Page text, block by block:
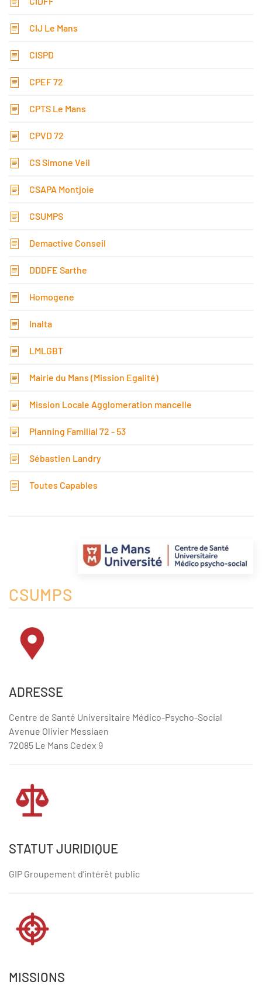
CIJ Le Mans
CISPD
CPEF 72
CPTS Le Mans
CPVD 72
CS Simone Veil
CSAPA Montjoie
CSUMPS
Demactive Conseil
DDDFE Sarthe
Homogene
Inalta
LMLGBT
Mairie du Mans (Mission Egalité)
Mission Locale Agglomeration mancelle
Planning Familial 72 - 53
Sébastien Landry
Toutes Capables
CSUMPS
ADRESSE
Centre de Santé Universitaire Médico-Psycho-Social
Avenue Olivier Messiaen
72085 Le Mans Cedex 9
STATUT JURIDIQUE
GIP Groupement d’intérêt public
MISSIONS